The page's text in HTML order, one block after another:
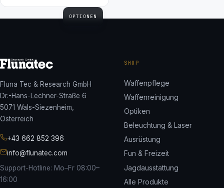
OPTIONEN
Fluna Tec & Research GmbH
Dr.-Hans-Lechner-Straße 6
5071 Wals-Siezenheim,
Österreich
+43 662 852 396
info@flunatec.com
Support-Hotline: Mo–Fr 08:00–
16:00
SHOP
Waffenpflege
Waffenreinigung
Optiken
Beleuchtung & Laser
Ausrüstung
Fun & Freizeit
Jagdausstattung
Alle Produkte